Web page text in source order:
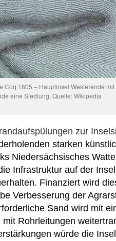
Coq 1805 – Hauptinsel Westerende
eine Siedlung, Quelle: Wikipedia
zur
starken künstlic
Niedersächsisches
Infrastruktur auf der
Finanziert wird
Verbesserung der
Sand wird mit
Rohrleitungen
kungen würde die